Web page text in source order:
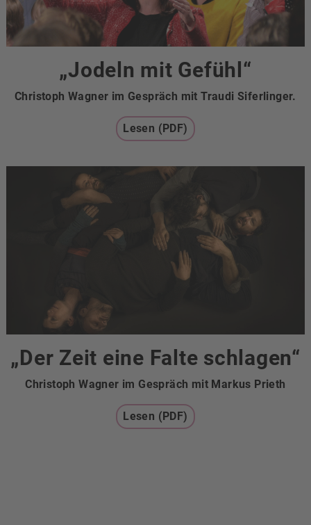
„Jodeln mit Gefühl“
Christoph Wagner im Gespräch mit Traudi Siferlinger.
Lesen (PDF)
„Der Zeit eine Falte schlagen“
Christoph Wagner im Gespräch mit Markus Prieth
Lesen (PDF)